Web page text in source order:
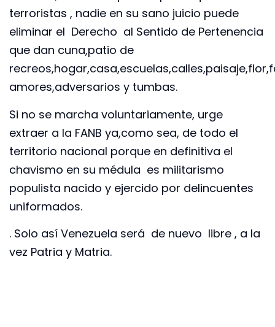
terroristas , nadie en su sano juicio puede
eliminar el Derecho al Sentido de Pertenencia
que dan cuna,patio de
amores,adversarios y tumbas.
Si no se marcha voluntariamente, urge
extraer a la FANB ya,como sea, de todo el
territorio nacional porque en definitiva el
chavismo en su médula es militarismo
populista nacido y ejercido por delincuentes
uniformados.
. Solo así Venezuela será de nuevo libre , a la
vez Patria y Matria.